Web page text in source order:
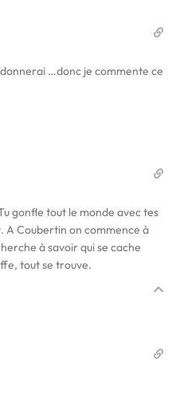
donnerai …donc je commente ce
gonfle tout le monde avec tes
A Coubertin on commence à
à savoir qui se cache
tout se trouve.